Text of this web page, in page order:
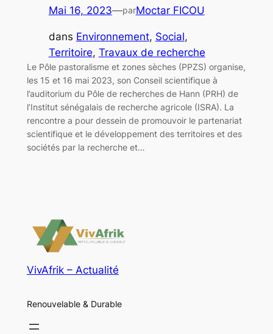
Mai 16, 2023—parMoctar FICOU
dans Environnement, Social
Territoire, Travaux de recherche
Le Pôle pastoralisme et zones sèches (PPZS) organise,
les 15 et 16 mai 2023, son Conseil scientifique à
l’auditorium du Pôle de recherches de Hann (PRH) de
l’Institut sénégalais de recherche agricole (ISRA). La
rencontre a pour dessein de promouvoir le partenariat
scientifique et le développement des territoires et des
sociétés par la recherche et…
VivAfrik – Actualité
Renouvelable & Durable